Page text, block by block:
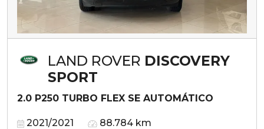
LAND ROVER DISCOVERY
SPORT
2.0 P250 TURBO FLEX SE AUTOMÁTICO
2021/2021 88.784 km